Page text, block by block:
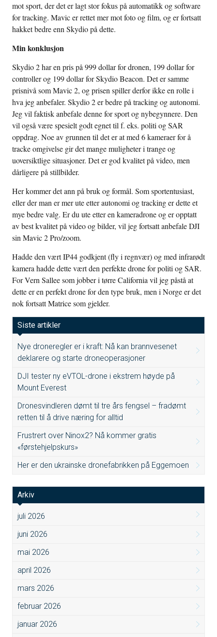
mot sport, der det er lagt stor fokus på automatikk og software
for tracking. Mavic er rettet mer mot foto og film, og er fortsatt
hakket bedre enn Skydio på dette.
Min konklusjon
Skydio 2 har en pris på 999 dollar for dronen, 199 dollar for
controller og 199 dollar for Skydio Beacon. Det er samme
prisnivå som Mavic 2, og prisen spiller derfor ikke en rolle i
hva jeg anbefaler. Skydio 2 er bedre på tracking og autonomi.
Jeg vil faktisk anbefale denne for sport og nybegynnere. Den
vil også være spesielt godt egnet til f. eks. politi og SAR
oppdrag. Noe av grunnen til det er at med 6 kameraer for å
tracke omgivelse gir det mange muligheter i trange og
uoversiktlige situasjoner. Det er god kvalitet på video, men
dårligere på stillbilder.
Her kommer det ann på bruk og formål. Som sportentusiast,
eller der man er mer ute etter autonomi og tracking er dette et
mye bedre valg. Er du ute etter en kameradrone og er opptatt
av best kvalitet på video og bilder, vil jeg fortsatt anbefale DJI
sin Mavic 2 Pro/zoom.
Hadde den vært IP44 godkjent (fly i regnvær) og med infrarødt
kamera hadde dette vært den perfekte drone for politi og SAR.
For Vern Sallee som jobber i tørre California vil jeg påstå at
dette er en perfekt drone for den type bruk, men i Norge er det
nok fortsatt Matrice som gjelder.
Siste artikler
Nye droneregler er i kraft: Nå kan brannvesenet
deklarere og starte droneoperasjoner
DJI tester ny eVTOL-drone i ekstrem høyde på
Mount Everest
Dronesvindleren dømt til tre års fengsel – fradømt
retten til å drive næring for alltid
Frustrert over Ninox2? Nå kommer gratis
«førstehjelpskurs»
Her er den ukrainske dronefabrikken på Eggemoen
Arkiv
juli 2026
juni 2026
mai 2026
april 2026
mars 2026
februar 2026
januar 2026